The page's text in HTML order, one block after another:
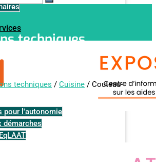
pour l'autonomie
démarches
techniques
techniques / Cuisine / Couteau-